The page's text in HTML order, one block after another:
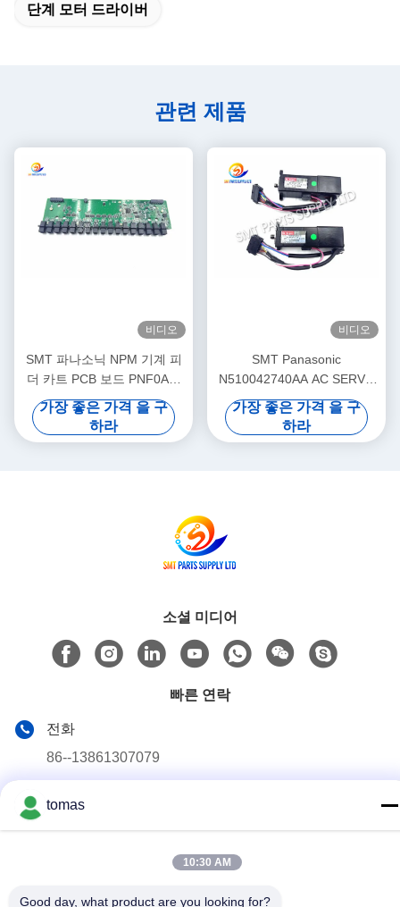
단계 모터 드라이버
관련 제품
비디오
SMT 파나소닉 NPM 기계 피
더 카트 PCB 보드 PNF0A1-
AA N610102505AA
가장 좋은 가격 을 구
하라
비디오
SMT Panasonic
N510042740AA AC SERVO
MOTOR 3W MULTI Theta-
Motor P50BA2002BXS3C 3
HD Light Weight
가장 좋은 가격 을 구
하라
소셜 미디어
빠른 연락
전화
86--13861307079
tomas
10:30 AM
Good day, what product are you looking for?